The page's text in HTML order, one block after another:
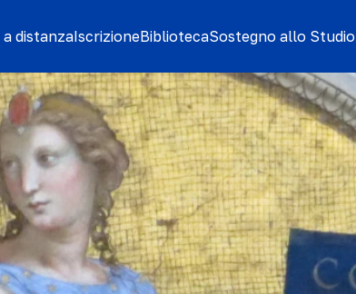
distanzaIscrizioneBibliotecaSostegno allo Studio